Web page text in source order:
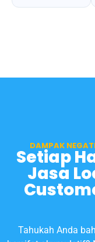
DAMPAK
Setiap
Jasa
Tahukah Anda